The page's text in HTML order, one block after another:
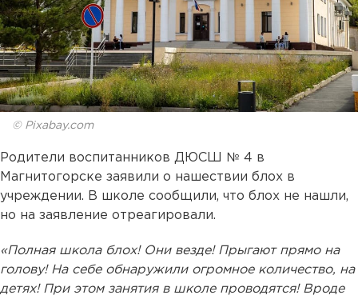
© Pixabay.com
Родители воспитанников ДЮСШ № 4 в
Магнитогорске заявили о нашествии блох в
учреждении. В школе сообщили, что блох не нашли,
но на заявление отреагировали.
«Полная школа блох! Они везде! Прыгают прямо на
голову! На себе обнаружили огромное количество, на
детях! При этом занятия в школе проводятся! Вроде